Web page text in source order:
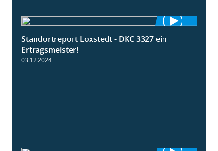
1:14
Standortreport Loxstedt - DKC 3327 ein
Ertragsmeister!
03.12.2024